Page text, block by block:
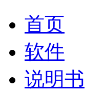
首页
软件
说明书